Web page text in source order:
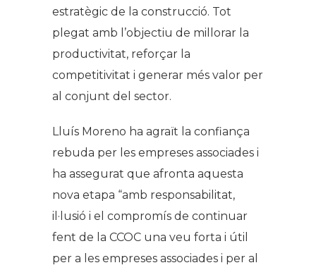
estratègic de la construcció. Tot
plegat amb l’objectiu de millorar la
productivitat, reforçar la
competitivitat i generar més valor per
al conjunt del sector.
Lluís Moreno ha agraït la confiança
rebuda per les empreses associades i
ha assegurat que afronta aquesta
nova etapa “amb responsabilitat,
il·lusió i el compromís de continuar
fent de la CCOC una veu forta i útil
per a les empreses associades i per al